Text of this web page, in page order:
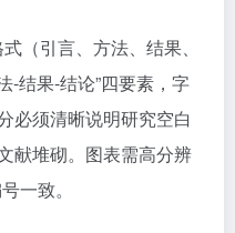
（引言、方法、结果、
-结果-结论”四要素，字
必须清晰说明研究空白
献堆砌。图表需高分辨
一致。